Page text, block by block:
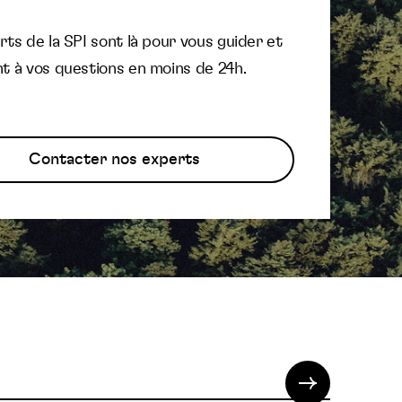
de la SPI sont là pour vous guider et
à vos questions en moins de 24h.
Contacter nos experts